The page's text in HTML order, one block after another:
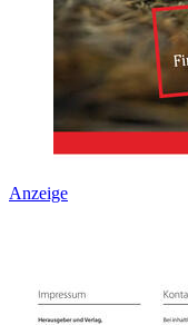
Anzeige